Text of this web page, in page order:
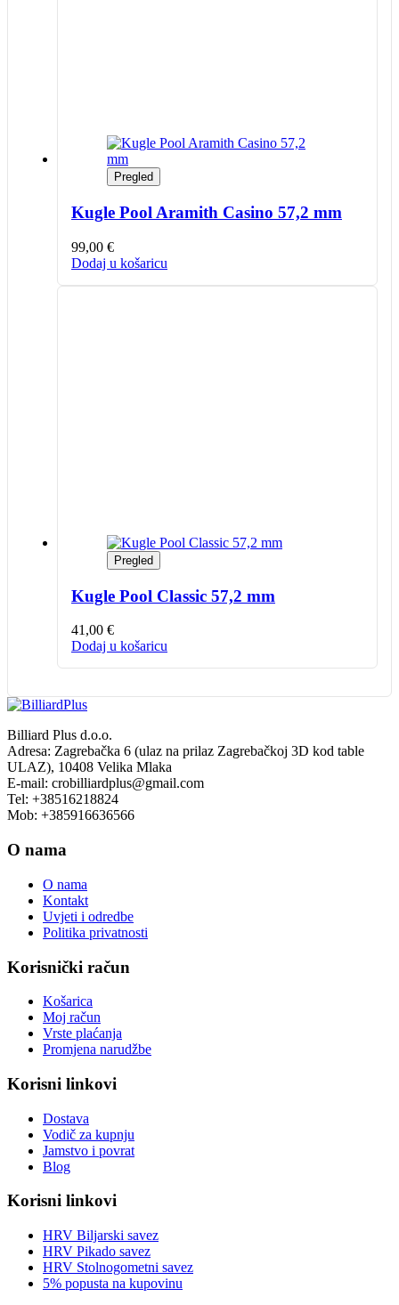
Pregled
Kugle Pool Aramith Casino 57,2 mm
99,00 €
Dodaj u košaricu
Pregled
Kugle Pool Classic 57,2 mm
41,00 €
Dodaj u košaricu
Billiard Plus d.o.o.
Adresa: Zagrebačka 6 (ulaz na prilaz Zagrebačkoj 3D kod table
ULAZ), 10408 Velika Mlaka
E-mail: crobilliardplus@gmail.com
Tel: +38516218824
Mob: +385916636566
O nama
O nama
Kontakt
Uvjeti i odredbe
Politika privatnosti
Korisnički račun
Košarica
Moj račun
Vrste plaćanja
Promjena narudžbe
Korisni linkovi
Dostava
Vodič za kupnju
Jamstvo i povrat
Blog
Korisni linkovi
HRV Biljarski savez
HRV Pikado savez
HRV Stolnogometni savez
5% popusta na kupovinu